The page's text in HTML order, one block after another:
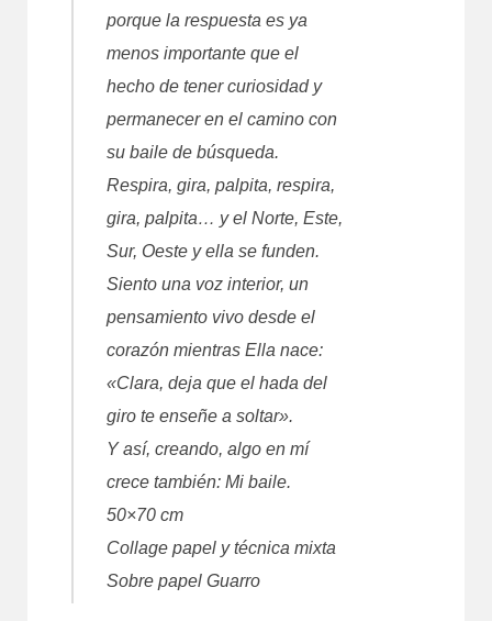
porque la respuesta es ya
menos importante que el
hecho de tener curiosidad y
permanecer en el camino con
su baile de búsqueda.
Respira, gira, palpita, respira,
gira, palpita… y el Norte, Este,
Sur, Oeste y ella se funden.
Siento una voz interior, un
pensamiento vivo desde el
corazón mientras Ella nace:
«Clara, deja que el hada del
giro te enseñe a soltar».
Y así, creando, algo en mí
crece también: Mi baile.
50×70 cm
Collage papel y técnica mixta
Sobre papel Guarro